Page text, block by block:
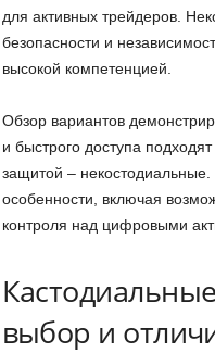
для активных трейдеров.
безопасности и
высокой компетенцией.
Обзор вариантов
и быстрого доступа
защитой – некостодиальные.
особенности, включая
контроля над цифровыми
выбор и